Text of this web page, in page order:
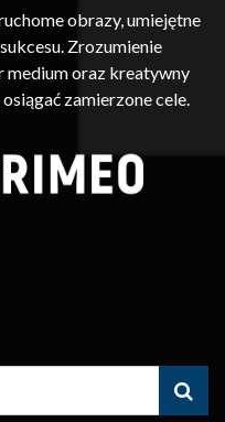
obrazy, umiejętne
Zrozumienie
oraz kreatywny
zamierzone cele.